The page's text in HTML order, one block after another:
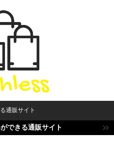
通販サイト
できる通販サイト